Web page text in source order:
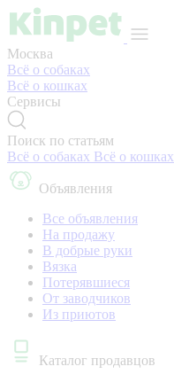
Москва
Всё о собаках
Всё о кошках
Сервисы
Поиск по статьям
Всё о собаках Всё о кошках
Объявления
Все объявления
На продажу
В добрые руки
Вязка
Потерявшиеся
От заводчиков
Из приютов
Каталог продавцов